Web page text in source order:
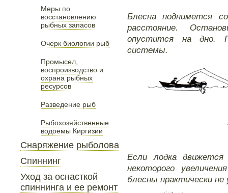
Меры по
восстановлению
рыбных запасов
Очерк биологии рыб
Промысел,
воспроизводство и
охрана рыбных
ресурсов
Разведение рыб
Рыбохозяйственные
водоемы Киргизии
Снаряжение рыболова
Спиннинг
Уход за оснасткой
спиннинга и ее ремонт
Блесна поднимется
расстояние.
опустится на дно.
системы.
Если лодка
некоторого
блесны практически не